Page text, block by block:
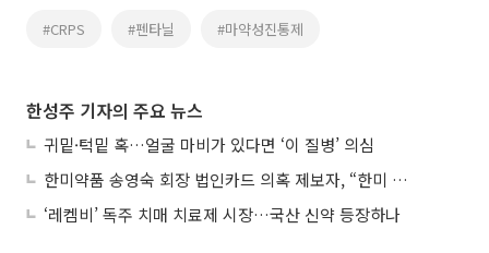
#CRPS #펜타닐 #마약성진통제
한성주 기자의 주요 뉴스
귀밑·턱밑 혹…얼굴 마비가 있다면 ‘이 질병’ 의심
한미약품 송영숙 회장 법인카드 의혹 제보자, “한미 잘 되기 바라는 마음”
‘레켐비’ 독주 치매 치료제 시장…국산 신약 등장하나